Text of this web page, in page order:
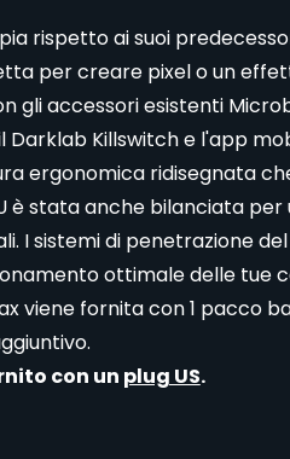
rispetto ai suoi
per creare pixel o un
gli accessori esistenti
Killswitch e l'app
ergonomica ridisegnata
è stata anche bilanciata
I sistemi di penetrazione
ottimale delle tue
viene fornita con 1 pacco
con un plug US.